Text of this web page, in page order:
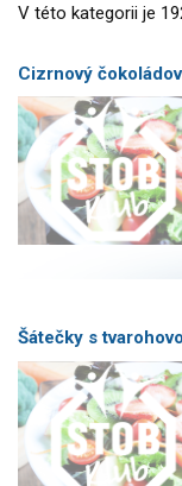
V této kategorii je
Cizrnový
Šátečky s